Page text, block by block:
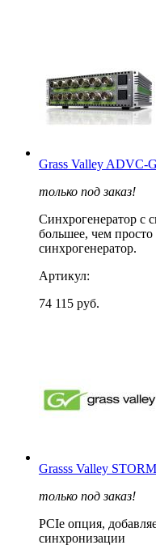
Grass Valley ADVC-
только под заказ!
Синхрогенератор с
большее, чем
синхрогенератор.
Артикул:
74 115 руб.
Grasss Valley
только под заказ!
PCIe опция,
синхронизации